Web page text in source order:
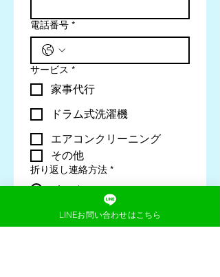
電話番号 *
サービス *
家事代行
ドラム式洗濯機
エアコンクリーニング
その他
折り返し連絡方法 *
メール
電話
内容 *
LINEお問い合わせはこちら